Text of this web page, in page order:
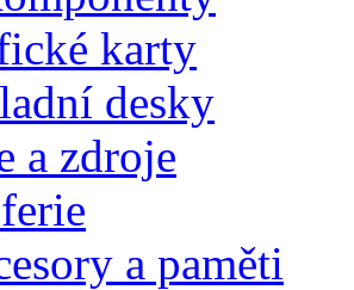
karty
desky
a zdroje
a paměti